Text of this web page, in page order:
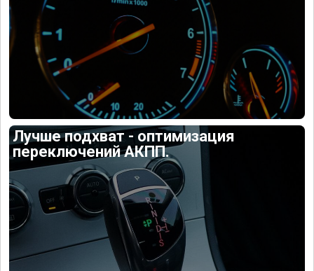
Лучше подхват - оптимизация
переключений АКПП.